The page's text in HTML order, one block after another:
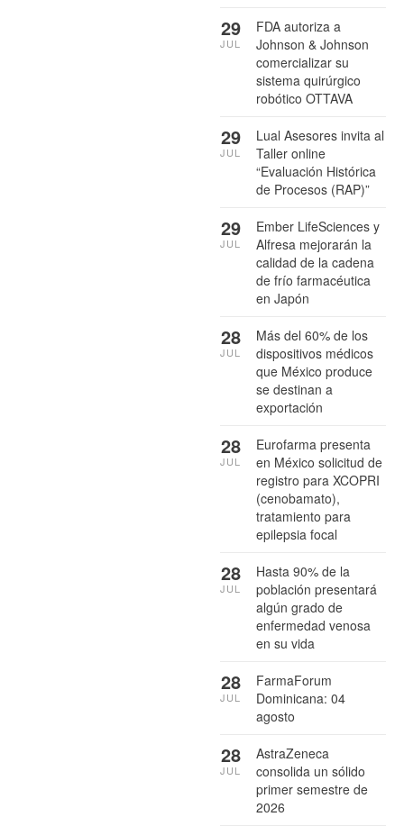
FDA autoriza a
Johnson & Johnson
comercializar su
sistema quirúrgico
robótico OTTAVA
29
JUL
Lual Asesores invita al
Taller online
“Evaluación Histórica
de Procesos (RAP)”
29
JUL
Ember LifeSciences y
Alfresa mejorarán la
calidad de la cadena
de frío farmacéutica
en Japón
29
JUL
Más del 60% de los
dispositivos médicos
que México produce
se destinan a
exportación
28
JUL
Eurofarma presenta
en México solicitud de
registro para XCOPRI
(cenobamato),
tratamiento para
epilepsia focal
28
JUL
Hasta 90% de la
población presentará
algún grado de
enfermedad venosa
en su vida
28
JUL
FarmaForum
Dominicana: 04
agosto
28
JUL
AstraZeneca
consolida un sólido
primer semestre de
2026
28
JUL